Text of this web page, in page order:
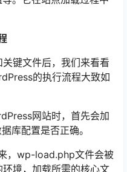
键文件后，我们来看看
的执行流程大致如
网站时，首先会加
库配置是否正确。
，wp-load.php文件会被
境，加载所需的核心文